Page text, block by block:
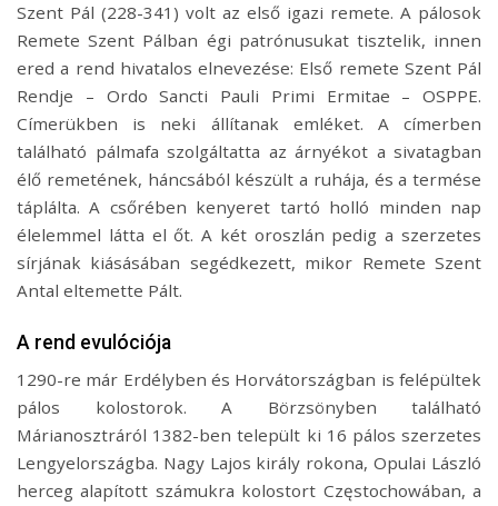
Szent Pál (228-341) volt az első igazi remete. A pálosok
Remete Szent Pálban égi patrónusukat tisztelik, innen
ered a rend hivatalos elnevezése: Első remete Szent Pál
Rendje – Ordo Sancti Pauli Primi Ermitae – OSPPE.
Címerükben is neki állítanak emléket. A címerben
található pálmafa szolgáltatta az árnyékot a sivatagban
élő remetének, háncsából készült a ruhája, és a termése
táplálta. A csőrében kenyeret tartó holló minden nap
élelemmel látta el őt. A két oroszlán pedig a szerzetes
sírjának kiásásában segédkezett, mikor Remete Szent
Antal eltemette Pált.
A rend evulóciója
1290-re már Erdélyben és Horvátországban is felépültek
pálos kolostorok. A Börzsönyben található
Márianosztráról 1382-ben települt ki 16 pálos szerzetes
Lengyelországba. Nagy Lajos király rokona, Opulai László
herceg alapított számukra kolostort Częstochowában, a